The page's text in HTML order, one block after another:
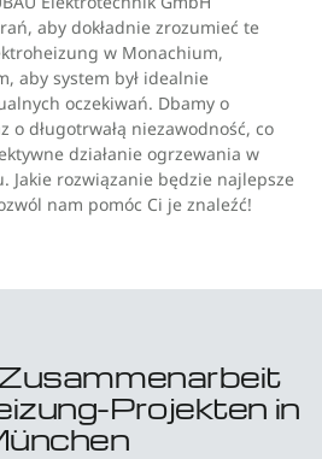
aby dokładnie zrozumieć te
w Monachium,
aby system był idealnie
oczekiwań. Dbamy o
o długotrwałą niezawodność, co
działanie ogrzewania w
Jakie rozwiązanie będzie najlepsze
nam pomóc Ci je znaleźć!
Projekten in